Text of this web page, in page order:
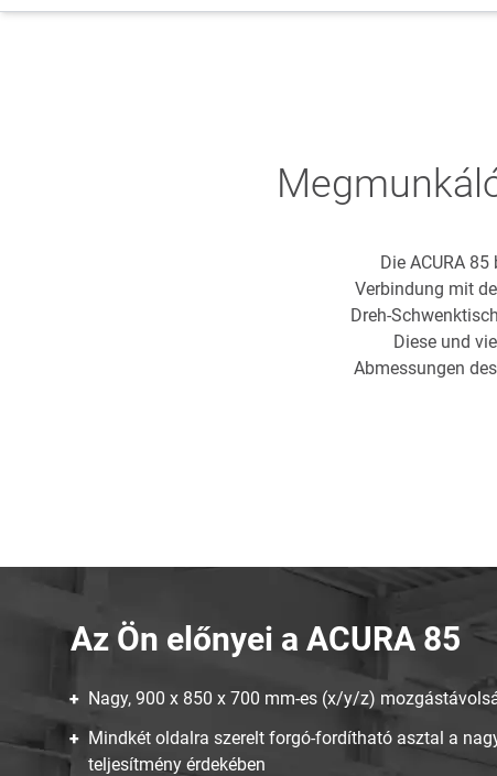
Die ACURA
Verbindung mit
Dreh-
Diese und
Abmessungen
Az Ön előnyei a ACURA 85
Nagy, 900 x 850 x 700 mm-es (x/y/z)
Mindkét oldalra szerelt forgó-fordítható asztal a
teljesítmény érdekében